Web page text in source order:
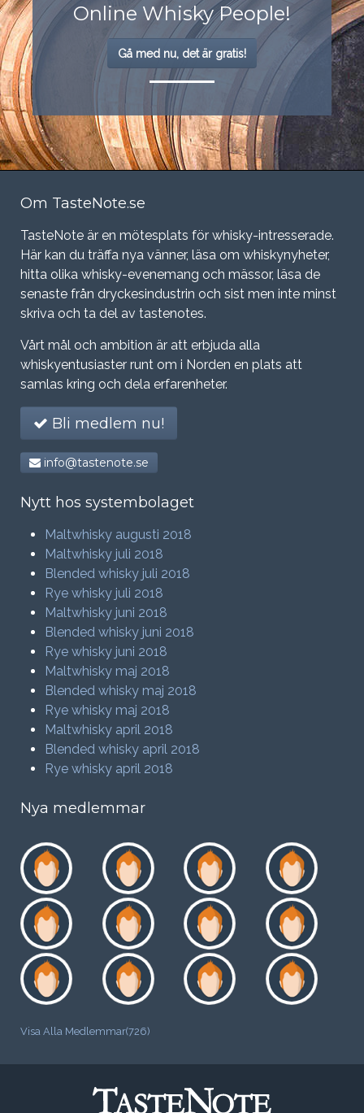
Online Whisky People!
Gå med nu, det är gratis!
Om TasteNote.se
TasteNote är en mötesplats för whisky-intresserade.
Här kan du träffa nya vänner, läsa om whiskynyheter,
hitta olika whisky-evenemang och mässor, läsa de
senaste från dryckesindustrin och sist men inte minst
skriva och ta del av tastenotes.
Vårt mål och ambition är att erbjuda alla
whiskyentusiaster runt om i Norden en plats att
samlas kring och dela erfarenheter.
Bli medlem nu!
info@tastenote.se
Nytt hos systembolaget
Maltwhisky augusti 2018
Maltwhisky juli 2018
Blended whisky juli 2018
Rye whisky juli 2018
Maltwhisky juni 2018
Blended whisky juni 2018
Rye whisky juni 2018
Maltwhisky maj 2018
Blended whisky maj 2018
Rye whisky maj 2018
Maltwhisky april 2018
Blended whisky april 2018
Rye whisky april 2018
Nya medlemmar
Visa Alla Medlemmar(726)